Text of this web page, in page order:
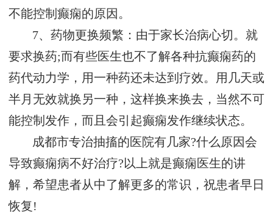
不能控制癫痫的原因。
7、药物更换频繁：由于家长治病心切。就
要求换药;而有些医生也不了解各种抗癫痫药的
药代动力学，用一种药还未达到疗效。用几天或
半月无效就换另一种，这样换来换去，当然不可
能控制发作，而且会引起癫痫发作继续状态。
成都市专治抽搐的医院有几家?什么原因会
导致癫痫病不好治疗?以上就是癫痫医生的讲
解，希望患者从中了解更多的常识，祝患者早日
恢复!